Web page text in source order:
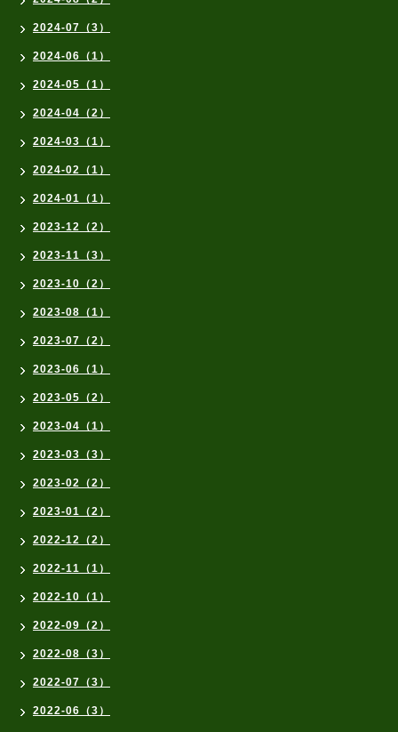
2024-07（3）
2024-06（1）
2024-05（1）
2024-04（2）
2024-03（1）
2024-02（1）
2024-01（1）
2023-12（2）
2023-11（3）
2023-10（2）
2023-08（1）
2023-07（2）
2023-06（1）
2023-05（2）
2023-04（1）
2023-03（3）
2023-02（2）
2023-01（2）
2022-12（2）
2022-11（1）
2022-10（1）
2022-09（2）
2022-08（3）
2022-07（3）
2022-06（3）